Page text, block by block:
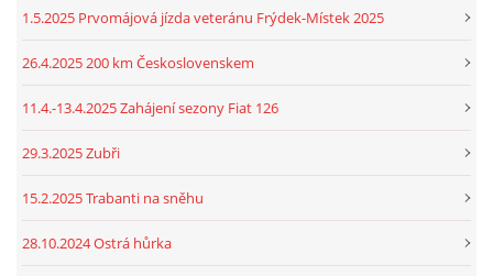
1.5.2025 Prvomájová jízda veteránu Frýdek-Místek 2025
26.4.2025 200 km Československem
11.4.-13.4.2025 Zahájení sezony Fiat 126
29.3.2025 Zubři
15.2.2025 Trabanti na sněhu
28.10.2024 Ostrá hůrka